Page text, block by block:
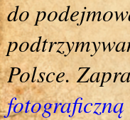
do
Polsce.
fotograficzną